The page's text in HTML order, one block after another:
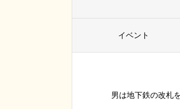
イベント
男は地下鉄の改札